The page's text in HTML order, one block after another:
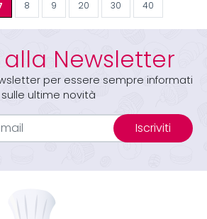
8 9 20 30 40
alla Newsletter
per essere sempre informati
sulle ultime novità
Iscriviti